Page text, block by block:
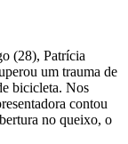
(28), Patrícia
um trauma de
bicicleta. Nos
contou
no queixo, o